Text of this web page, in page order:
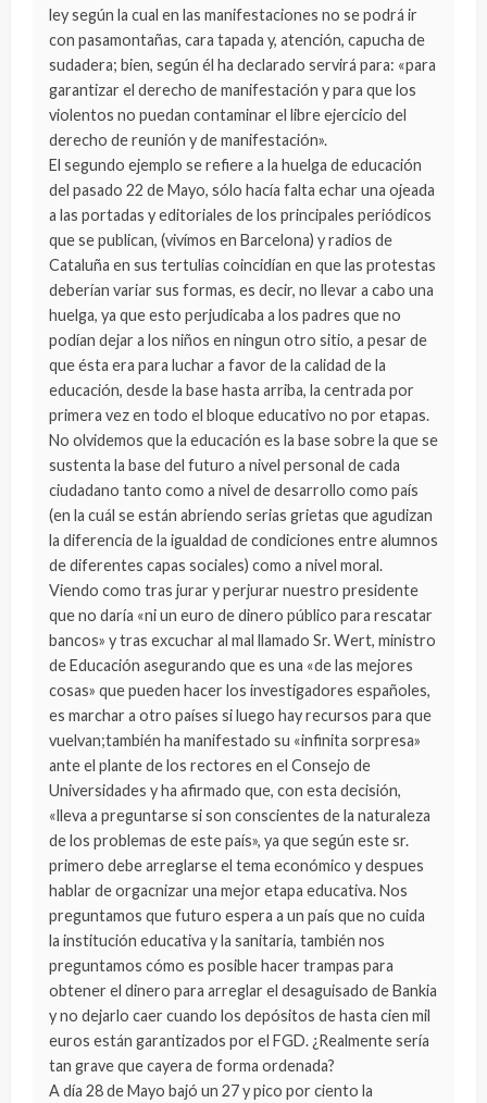
ley según la cual en las manifestaciones no se podrá ir
con pasamontañas, cara tapada y, atención, capucha de
sudadera; bien, según él ha declarado servirá para: «para
garantizar el derecho de manifestación y para que los
violentos no puedan contaminar el libre ejercicio del
derecho de reunión y de manifestación».
El segundo ejemplo se refiere a la huelga de educación
del pasado 22 de Mayo, sólo hacía falta echar una ojeada
a las portadas y editoriales de los principales periódicos
que se publican, (vivímos en Barcelona) y radios de
Cataluña en sus tertulias coincidían en que las protestas
deberían variar sus formas, es decir, no llevar a cabo una
huelga, ya que esto perjudicaba a los padres que no
podían dejar a los niños en ningun otro sitio, a pesar de
que ésta era para luchar a favor de la calidad de la
educación, desde la base hasta arriba, la centrada por
primera vez en todo el bloque educativo no por etapas.
No olvidemos que la educación es la base sobre la que se
sustenta la base del futuro a nivel personal de cada
ciudadano tanto como a nivel de desarrollo como país
(en la cuál se están abriendo serias grietas que agudizan
la diferencia de la igualdad de condiciones entre alumnos
de diferentes capas sociales) como a nivel moral.
Viendo como tras jurar y perjurar nuestro presidente
que no daría «ni un euro de dinero público para rescatar
bancos» y tras excuchar al mal llamado Sr. Wert, ministro
de Educación asegurando que es una «de las mejores
cosas» que pueden hacer los investigadores españoles,
es marchar a otro países si luego hay recursos para que
vuelvan;también ha manifestado su «infinita sorpresa»
ante el plante de los rectores en el Consejo de
Universidades y ha afirmado que, con esta decisión,
«lleva a preguntarse si son conscientes de la naturaleza
de los problemas de este país», ya que según este sr.
primero debe arreglarse el tema económico y despues
hablar de orgacnizar una mejor etapa educativa. Nos
preguntamos que futuro espera a un país que no cuida
la institución educativa y la sanitaria, también nos
preguntamos cómo es posible hacer trampas para
obtener el dinero para arreglar el desaguisado de Bankia
y no dejarlo caer cuando los depósitos de hasta cien mil
euros están garantizados por el FGD. ¿Realmente sería
tan grave que cayera de forma ordenada?
A día 28 de Mayo bajó un 27 y pico por ciento la